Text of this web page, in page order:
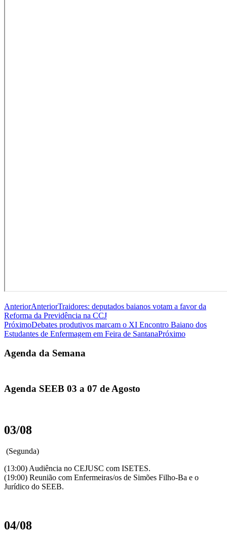
AnteriorAnteriorTraidores: deputados baianos votam a favor da
Reforma da Previdência na CCJ
PróximoDebates produtivos marcam o XI Encontro Baiano dos
Estudantes de Enfermagem em Feira de SantanaPróximo
Agenda da Semana
Agenda SEEB 03 a 07 de Agosto
03/08
(Segunda)
(13:00) Audiência no CEJUSC com ISETES.
(19:00) Reunião com Enfermeiras/os de Simões Filho-Ba e o
Jurídico do SEEB.
04/08